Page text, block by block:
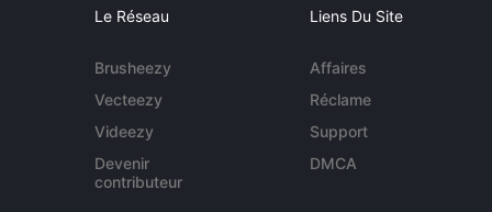
Le Réseau
Brusheezy
Vecteezy
Videezy
Devenir
contributeur
Liens Du Site
Affaires
Réclame
Support
DMCA